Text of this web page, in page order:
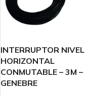
INTERRUPTOR NIVEL
HORIZONTAL
CONMUTABLE – 3M –
GENEBRE